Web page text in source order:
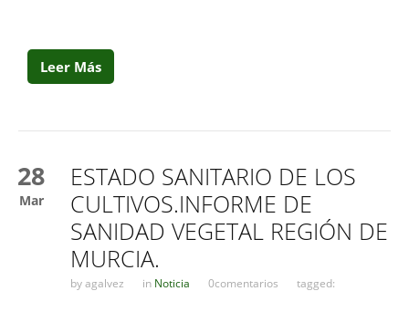
Leer Más
28
Mar
ESTADO SANITARIO DE LOS
CULTIVOS.INFORME DE
SANIDAD VEGETAL REGIÓN DE
MURCIA.
byagalvez in Noticia 0comentarios tagged: